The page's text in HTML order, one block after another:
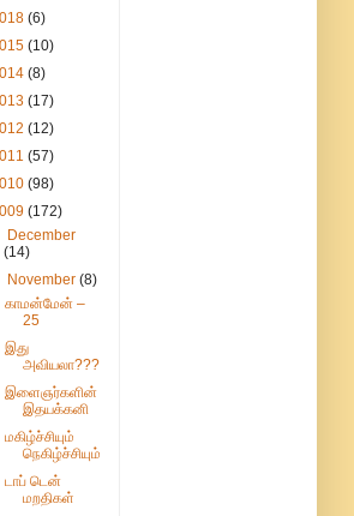
(6)
(10)
(8)
(17)
(12)
(57)
(98)
(172)
December
(14)
November(8)
காமன்மேன் –
25
இது
அவியலா???
இளைஞர்களின்
இதயக்கனி
மகிழ்ச்சியும்
நெகிழ்ச்சியும்
டாப் டென்
மறதிகள்